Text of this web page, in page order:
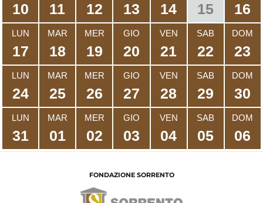
10 11 12 13 14 15 16
LUN
17
MAR
18
MER
19
GIO
20
VEN
21
SAB
22
DOM
23
LUN
24
MAR
25
MER
26
GIO
27
VEN
28
SAB
29
DOM
30
LUN
31
MAR
01
MER
02
GIO
03
VEN
04
SAB
05
DOM
06
FONDAZIONE SORRENTO